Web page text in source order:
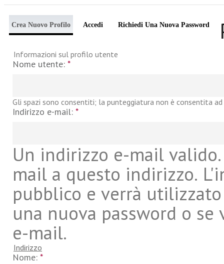
Crea Nuovo Profilo Accedi Richiedi Una Nuova Password
Informazioni sul profilo utente
Nome utente: *
Gli spazi sono consentiti; la punteggiatura non è consentita
Indirizzo e-mail: *
Un indirizzo e-mail
mail a questo indirizzo.
pubblico e verrà
una nuova password o
e-mail.
Indirizzo
Nome: *